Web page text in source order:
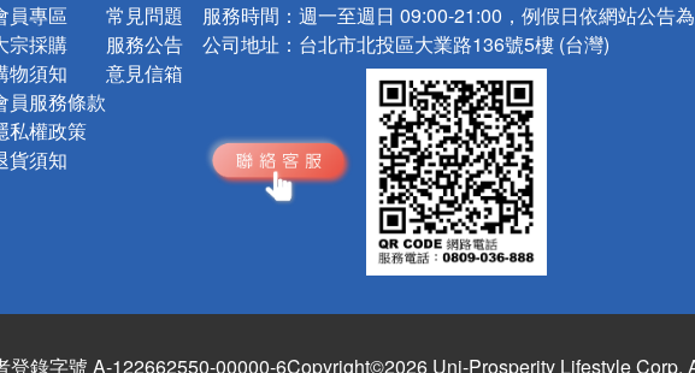
員專區
宗採購
物須知
員服務條款
私權政策
貨須知
常見問題
服務公告
意見信箱
服務時間： 週一至週日 09:00-21:00，例假日依網站公告
公司地址： 台北市北投區大業路136號5樓 (台灣)
登錄字號 A-122662550-00000-6Copyright©2026 Uni-Prosperity Lifestyle Corp.